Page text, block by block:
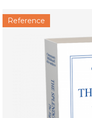
Reference